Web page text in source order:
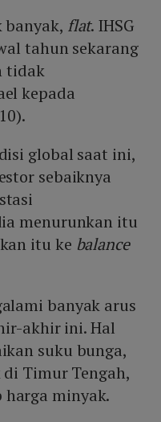
banyak, flat. IHSG
tahun sekarang
tidak
kepada
global saat ini,
sebaiknya
menurunkan itu
itu ke balance
banyak arus
akhir ini. Hal
suku bunga,
Timur Tengah,
minyak.